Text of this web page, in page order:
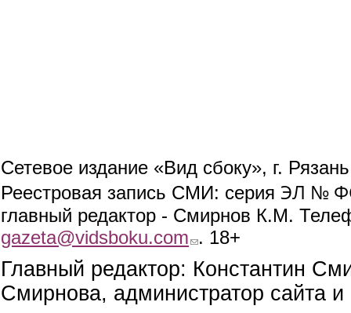
Сетевое издание «Вид сбоку», г.
Реестровая запись СМИ: серия ЭЛ №
главный редактор - Смирнов К.М.
gazeta@vidsboku.com (link sends e-mail)
. 18+
Главный редактор: Константин
Смирнова, администратор сайта